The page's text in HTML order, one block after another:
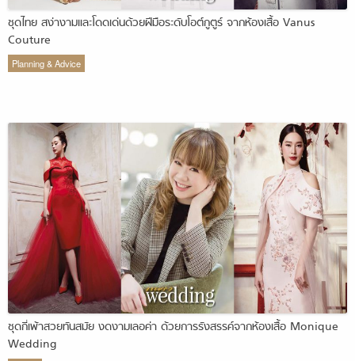
ชุดไทย สง่างามและโดดเด่นด้วยฝีมือระดับโอต์กูตูร์ จากห้องเสื้อ Vanus
Couture
Planning & Advice
ชุดกี่เพ้าสวยทันสมัย งดงามเลอค่า ด้วยการรังสรรค์จากห้องเสื้อ Monique
Wedding